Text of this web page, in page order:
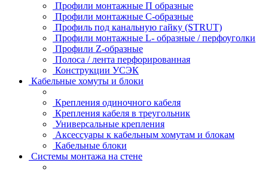
Профили монтажные П образные
Профили монтажные C-образные
Профиль под канальную гайку (STRUT)
Профили монтажные L- образные / перфоуголки
Профили Z-образные
Полоса / лента перфорированная
Конструкции УСЭК
Кабельные хомуты и блоки
Крепления одиночного кабеля
Крепления кабеля в треугольник
Универсальные крепления
Аксессуары к кабельным хомутам и блокам
Кабельные блоки
Системы монтажа на стене